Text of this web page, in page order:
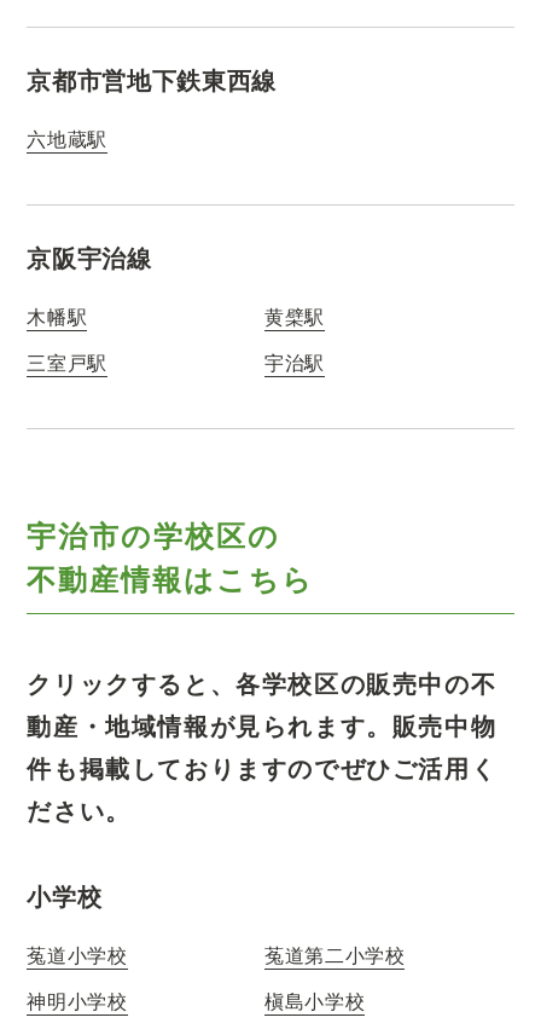
京都市営地下鉄東西線
六地蔵駅
京阪宇治線
木幡駅
黄檗駅
三室戸駅
宇治駅
宇治市の学校区の
不動産情報はこちら
クリックすると、各学校区の販売中の不
動産・地域情報が見られます。 販売中物
件も掲載しておりますのでぜひご活用く
ださい。
小学校
菟道小学校
菟道第二小学校
神明小学校
槇島小学校